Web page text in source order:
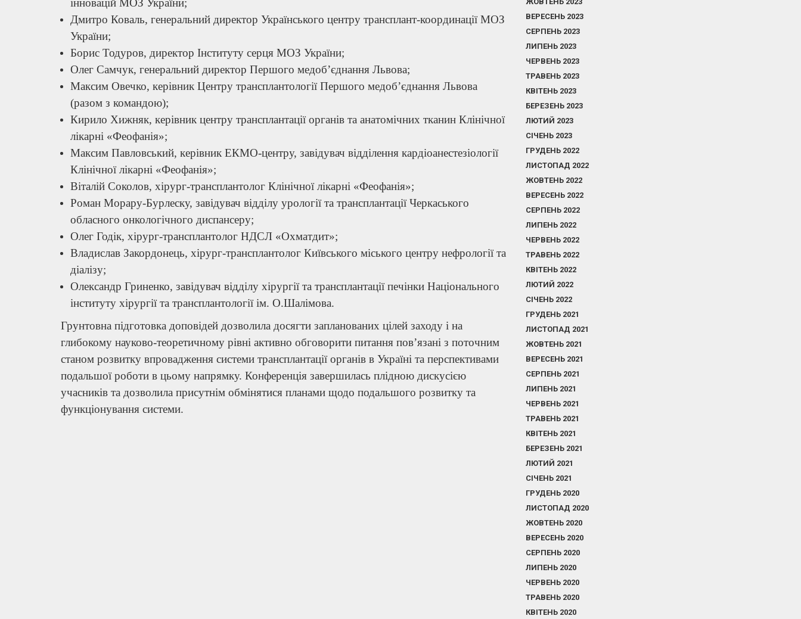
інновацій МОЗ України;
Дмитро Коваль, генеральний директор Українського центру трансплант-координації МОЗ
України;
Борис Тодуров, директор Інституту серця МОЗ України;
Олег Самчук, генеральний директор Першого медоб’єднання Львова;
Максим Овечко, керівник Центру трансплантології Першого медоб’єднання Львова
(разом з командою);
Кирило Хижняк, керівник центру трансплантації органів та анатомічних тканин Клінічної
лікарні «Феофанія»;
Максим Павловський, керівник ЕКМО-центру, завідувач відділення кардіоанестезіології
Клінічної лікарні «Феофанія»;
Віталій Соколов, хірург-трансплантолог Клінічної лікарні «Феофанія»;
Роман Морару-Бурлеску, завідувач відділу урології та трансплантації Черкаського
обласного онкологічного диспансеру;
Олег Годік, хірург-трансплантолог НДСЛ «Охматдит»;
Владислав Закордонець, хірург-трансплантолог Київського міського центру нефрології та
діалізу;
Олександр Гриненко, завідувач відділу хірургії та трансплантації печінки Національного
інституту хірургії та трансплантології ім. О.Шалімова.
Грунтовна підготовка доповідей дозволила досягти запланованих цілей заходу і на
глибокому науково-теоретичному рівні активно обговорити питання пов’язані з поточним
станом розвитку впровадження системи трансплантації органів в Україні та перспективами
подальшої роботи в цьому напрямку. Конференція завершилась плідною дискусією
учасників та дозволила присутнім обмінятися планами щодо подальшого розвитку та
функціонування системи.
ВЕРЕСЕНЬ 2023
СЕРПЕНЬ 2023
ЛИПЕНЬ 2023
ЧЕРВЕНЬ 2023
ТРАВЕНЬ 2023
КВІТЕНЬ 2023
БЕРЕЗЕНЬ 2023
ЛЮТИЙ 2023
СІЧЕНЬ 2023
ГРУДЕНЬ 2022
ЛИСТОПАД 2022
ЖОВТЕНЬ 2022
ВЕРЕСЕНЬ 2022
СЕРПЕНЬ 2022
ЛИПЕНЬ 2022
ЧЕРВЕНЬ 2022
ТРАВЕНЬ 2022
КВІТЕНЬ 2022
ЛЮТИЙ 2022
СІЧЕНЬ 2022
ГРУДЕНЬ 2021
ЛИСТОПАД 2021
ЖОВТЕНЬ 2021
ВЕРЕСЕНЬ 2021
СЕРПЕНЬ 2021
ЛИПЕНЬ 2021
ЧЕРВЕНЬ 2021
ТРАВЕНЬ 2021
КВІТЕНЬ 2021
БЕРЕЗЕНЬ 2021
ЛЮТИЙ 2021
СІЧЕНЬ 2021
ГРУДЕНЬ 2020
ЛИСТОПАД 2020
ЖОВТЕНЬ 2020
ВЕРЕСЕНЬ 2020
СЕРПЕНЬ 2020
ЛИПЕНЬ 2020
ЧЕРВЕНЬ 2020
ТРАВЕНЬ 2020
КВІТЕНЬ 2020